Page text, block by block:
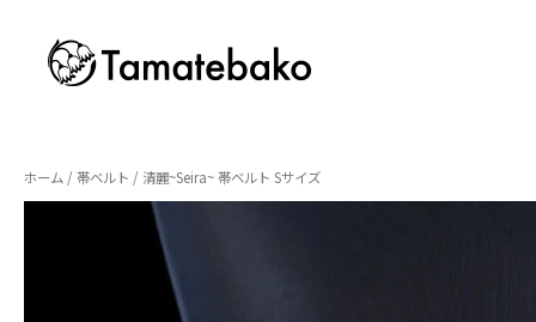
ホーム /帯ベルト / 清麗~Seira~ 帯ベルト Sサイズ